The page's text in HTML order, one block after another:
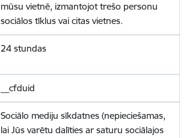
mūsu vietnē, izmantojot trešo personu
sociālos tīklus vai citas vietnes.
24 stundas
__cfduid
Sociālo mediju sīkdatnes (nepieciešamas,
lai Jūs varētu dalīties ar saturu sociālajos